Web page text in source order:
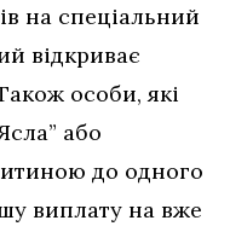
на спеціальний
відкриває
особи, які
або
до одного
виплату на вже